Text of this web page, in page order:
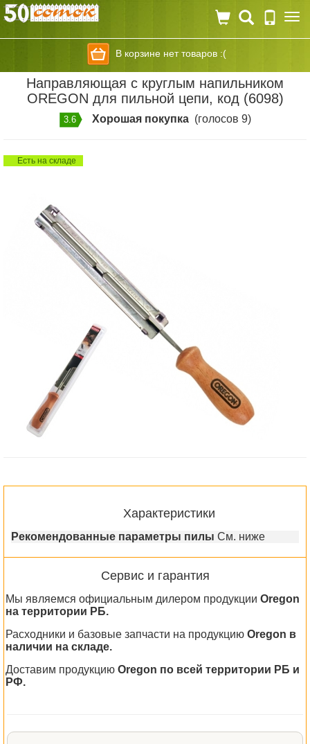
В корзине нет товаров :(
Направляющая с круглым напильником
OREGON для пильной цепи, код (6098)
3.6 Хорошая покупка (голосов 9)
Есть на складе
Характеристики
Рекомендованные параметры пилы См. ниже
Сервис и гарантия
Мы являемся официальным дилером продукции Oregon
на территории РБ.
Расходники и базовые запчасти на продукцию Oregon в
наличии на складе.
Доставим продукцию Oregon по всей территории РБ и
РФ.